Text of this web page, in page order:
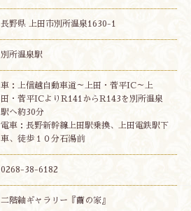
長野県 上田市別所温泉1630-1
別所温泉駅
車：上信越自動車道～上田・菅平IC～上
田・菅平ICよりR141からR143を別所温泉
駅へ約30分
電車：長野新幹線上田駅乗換、上田電鉄駅下
車、徒歩１０分石湯前
0268-38-6182
二階紬ギャラリー『繭の家』